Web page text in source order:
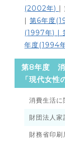
(2002年) |
|第6年度
(1997年) |
年度(1994
第8年度 消
「現代女
消費生活に
財団法人家
財務省印刷